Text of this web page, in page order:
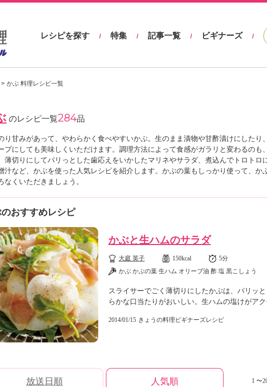
し
シ
を
見
つ
け
よ
N
K
エ
デ
ュ
ケ
ー
シ
ョ
ナ
ル
「
レシピを探す / 特集 / 記事一覧 / ビギナーズ /
かぶ 料理レシピ一覧
のレシピ一覧284品
り甘みがあって、やわらかく食べやすいかぶ。生のまま漬物や甘酢漬けにしたり
プにしても美味しくいただけます。調理方法によって食感がガラリと変わるのも
薄切りにしてパリっとした歯応えをいかしたマリネやサラダ、煮込んでトロトロ
汁など、かぶを使った人気レシピを紹介します。かぶの葉もしっかり使って、か
なくいただきましょう。
おすすめレシピ
かぶと生ハムのサラダ
大庭 英子 150kcal
5分
かぶ かぶの葉 生ハム オリーブ油 酢 塩 黒こしょう
スライサーでごく薄切りにしたかぶは、パリッ
らかな口当たりがおいしい。生ハムの塩けがアク
2014/01/15 きょうの料理ビギナーズレシピ
放送日順 人気順 1 〜